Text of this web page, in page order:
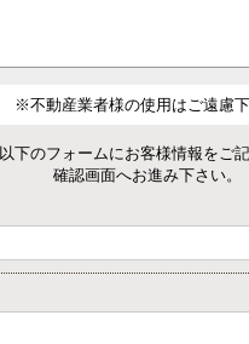
※不動産業者様の使用はご遠慮
以下のフォームにお客様情報をご記
確認画面へお進み下さい。